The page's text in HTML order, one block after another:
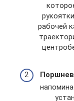
рабочей